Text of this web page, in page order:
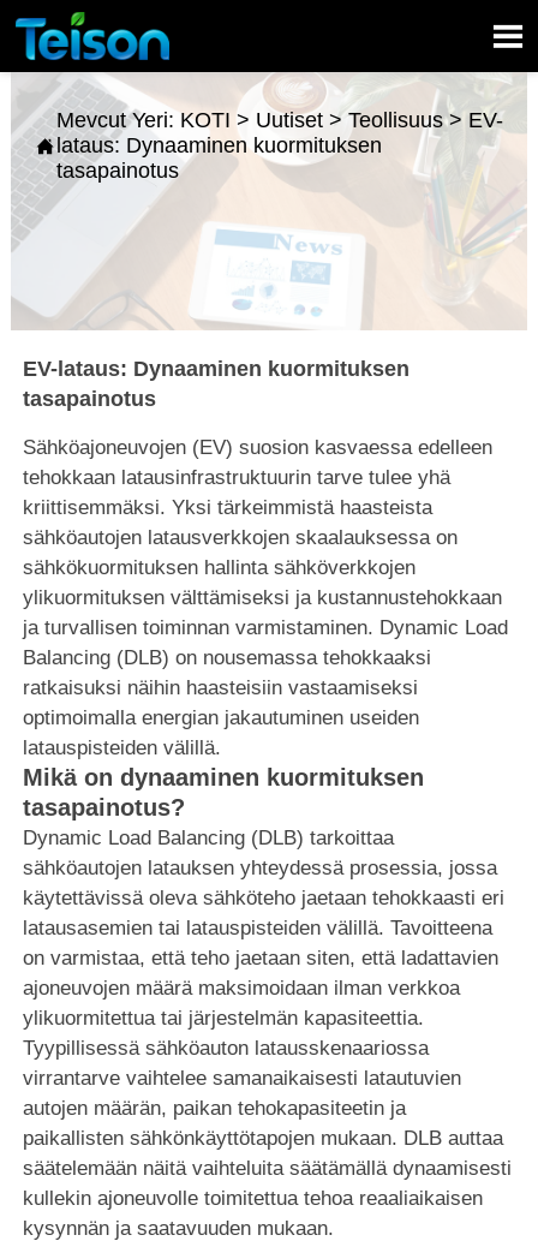


Mevcut Yeri: KOTI > Uutiset> Teollisuus> EV-
lataus: Dynaaminen kuormituksen
tasapainotus
EV-lataus: Dynaaminen kuormituksen
tasapainotus
Sähköajoneuvojen (EV) suosion kasvaessa edelleen
tehokkaan latausinfrastruktuurin tarve tulee yhä
kriittisemmäksi. Yksi tärkeimmistä haasteista
sähköautojen latausverkkojen skaalauksessa on
sähkökuormituksen hallinta sähköverkkojen
ylikuormituksen välttämiseksi ja kustannustehokkaan
ja turvallisen toiminnan varmistaminen. Dynamic Load
Balancing (DLB) on nousemassa tehokkaaksi
ratkaisuksi näihin haasteisiin vastaamiseksi
optimoimalla energian jakautuminen useiden
latauspisteiden välillä.
Mikä on dynaaminen kuormituksen
tasapainotus?
Dynamic Load Balancing (DLB) tarkoittaa
sähköautojen latauksen yhteydessä prosessia, jossa
käytettävissä oleva sähköteho jaetaan tehokkaasti eri
latausasemien tai latauspisteiden välillä. Tavoitteena
on varmistaa, että teho jaetaan siten, että ladattavien
ajoneuvojen määrä maksimoidaan ilman verkkoa
ylikuormitettua tai järjestelmän kapasiteettia.
Tyypillisessä sähköauton latausskenaariossa
virrantarve vaihtelee samanaikaisesti latautuvien
autojen määrän, paikan tehokapasiteetin ja
paikallisten sähkönkäyttötapojen mukaan. DLB auttaa
säätelemään näitä vaihteluita säätämällä dynaamisesti
kullekin ajoneuvolle toimitettua tehoa reaaliaikaisen
kysynnän ja saatavuuden mukaan.